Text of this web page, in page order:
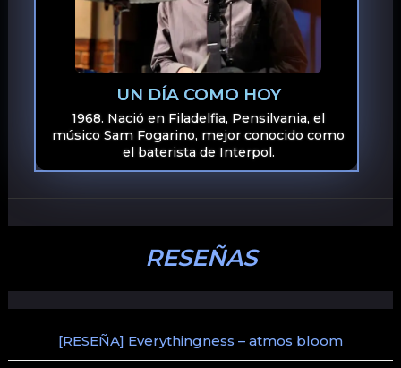
UN DÍA COMO HOY
1968. Nació en Filadelfia, Pensilvania, el
músico Sam Fogarino, mejor conocido como
el baterista de Interpol.
RESEÑAS
[RESEÑA] Everythingness – atmos bloom